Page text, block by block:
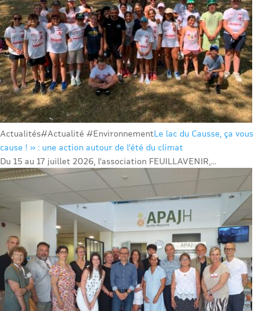
Actualités#Actualité #EnvironnementLe lac du Causse, ça vous
cause ! » : une action autour de l’été du climat
Du 15 au 17 juillet 2026, l’association FEUILLAVENIR,...